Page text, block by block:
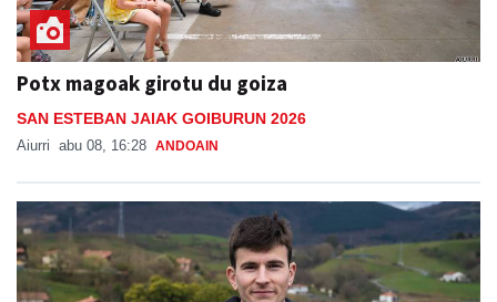
Potx magoak girotu du goiza
SAN ESTEBAN JAIAK GOIBURUN 2026
Aiurri abu 08, 16:28 ANDOAIN